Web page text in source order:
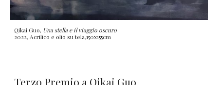
Qikai Guo, Una stella e il viaggio oscuro
2022, Acrilico e olio su tela,150x155cm
Terzo Premio a Qikai Guo